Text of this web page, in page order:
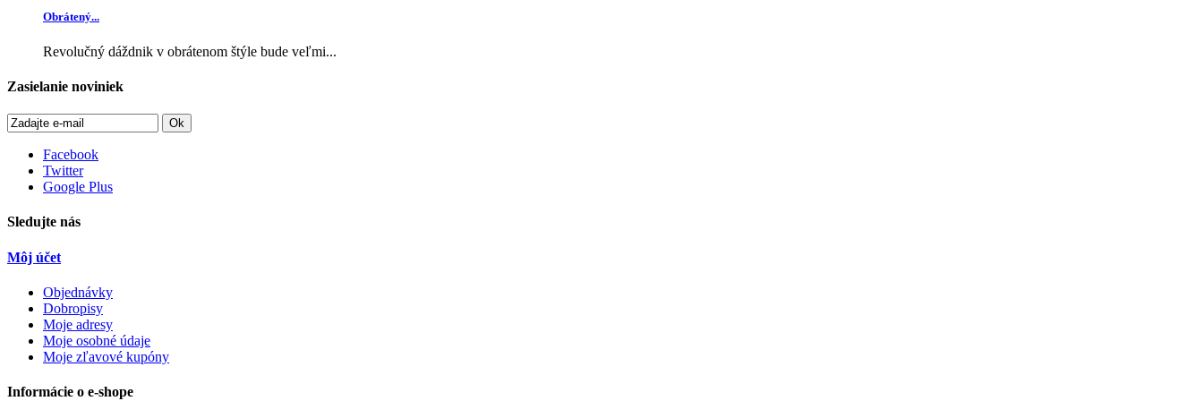
Obrátený...
Revolučný dáždnik v obrátenom štýle bude veľmi...
Zasielanie noviniek
Ok
Facebook
Twitter
Google Plus
Sledujte nás
Môj účet
Objednávky
Dobropisy
Moje adresy
Moje osobné údaje
Moje zľavové kupóny
Informácie o e-shope